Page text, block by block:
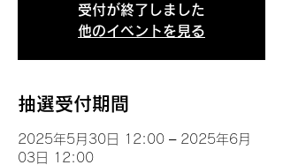
受付が終了しました
他のイベントを見る
抽選受付期間
2025年5月30日 12:00 – 2025年6月
03日 12:00